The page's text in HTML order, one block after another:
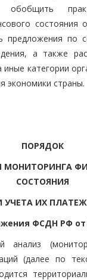
состояния
предложения по
а также
иные категории
экономики страны.
ПОРЯДОК
МОНИТОРИНГА
СОСТОЯНИЯ
УЧЕТА ИХ
ФСДН РФ от
анализ
(далее по